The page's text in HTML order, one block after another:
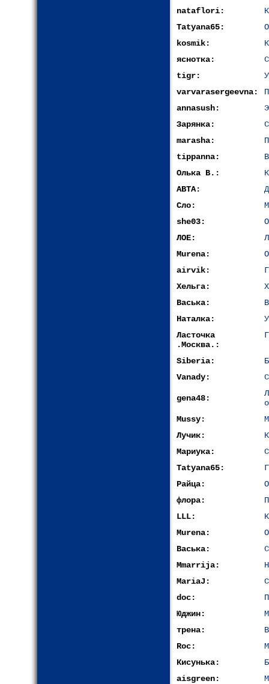
nataflori:
Tatyana65:
kosmik:
яснотка:
tigr:
varvarasergeevna:
annasush:
Зарянка:
marasha:
tippanna:
Олька В.:
АВТА:
Сло:
she03:
ЛОЕ:
Murena:
airvik:
Хельга:
Васька:
Наталка:
Ласточка
.Москва.:
Siberia:
Vanady:
gena48:
Mussy:
Лучик:
Мариука:
Tatyana65:
Райца:
флора:
LLL:
Murena:
Васька:
Mmarrija:
MariaJ:
doc:
Юджин:
трена:
Roc:
Кисунька:
aisgreen: